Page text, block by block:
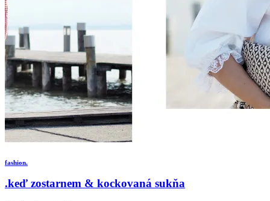
fashion.
.keď zostarnem & kockovaná sukňa